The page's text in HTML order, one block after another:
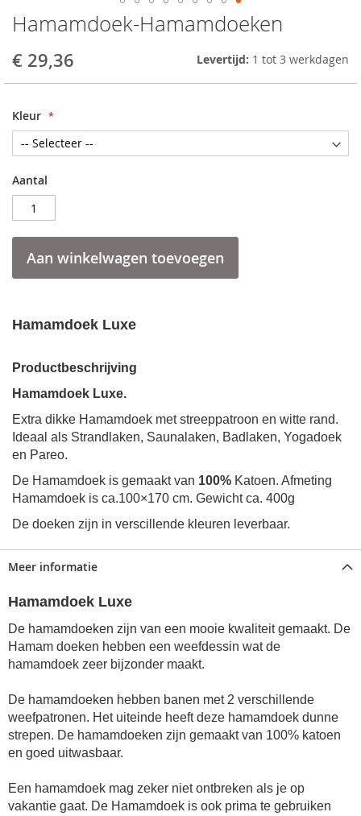
Hamamdoek-Hamamdoeken
€ 29,36 Levertijd: 1 tot 3 werkdagen
Kleur
Aantal
Aan winkelwagen toevoegen
Hamamdoek Luxe
Productbeschrijving
Hamamdoek Luxe.
Extra dikke Hamamdoek met streeppatroon en witte rand.
Ideaal als Strandlaken, Saunalaken, Badlaken, Yogadoek
en Pareo.
De Hamamdoek is gemaakt van 100% Katoen. Afmeting
Hamamdoek is ca.100×170 cm. Gewicht ca. 400g
De doeken zijn in verscillende kleuren leverbaar.
Skip
to
the
beginning
of
images
gallery
Meer informatie
Hamamdoek Luxe
De hamamdoeken zijn van een mooie kwaliteit gemaakt. De
Hamam doeken hebben een weefdessin wat de
hamamdoek zeer bijzonder maakt.
De hamamdoeken hebben banen met 2 verschillende
weefpatronen. Het uiteinde heeft deze hamamdoek dunne
strepen. De hamamdoeken zijn gemaakt van 100% katoen
en goed uitwasbaar.
Een hamamdoek mag zeker niet ontbreken als je op
vakantie gaat. De Hamamdoek is ook prima te gebruiken